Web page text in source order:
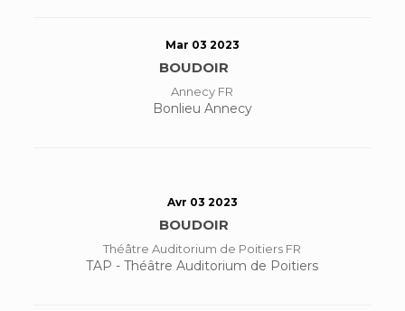
Mar 03 2023
BOUDOIR
Annecy FR
Bonlieu Annecy
Avr 03 2023
BOUDOIR
Théâtre Auditorium de Poitiers FR
TAP - Théâtre Auditorium de Poitiers